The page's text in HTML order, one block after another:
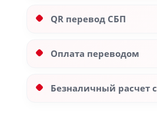
QR перевод СБП
Оплата переводом
Безналичный расчет